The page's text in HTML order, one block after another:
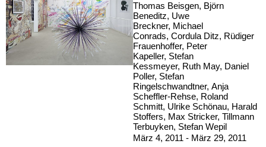
Thomas Beisgen, Björn
Beneditz, Uwe
Breckner, Michael
Conrads, Cordula Ditz, Rüdiger
Frauenhoffer, Peter
Kapeller, Stefan
Kessmeyer, Ruth May, Daniel
Poller, Stefan
Ringelschwandtner, Anja
Scheffler-Rehse, Roland
Schmitt, Ulrike Schönau, Harald
Stoffers, Max Stricker, Tillmann
Terbuyken, Stefan Wepil
März 4, 2011 - März 29, 2011